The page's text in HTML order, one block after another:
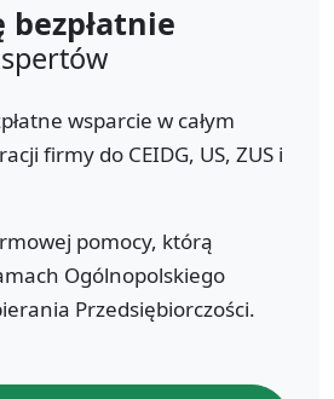
bezpłatnie
wsparcie w całym
firmy do CEIDG, US, ZUS i
pomocy, którą
Ogólnopolskiego
Przedsiębiorczości.